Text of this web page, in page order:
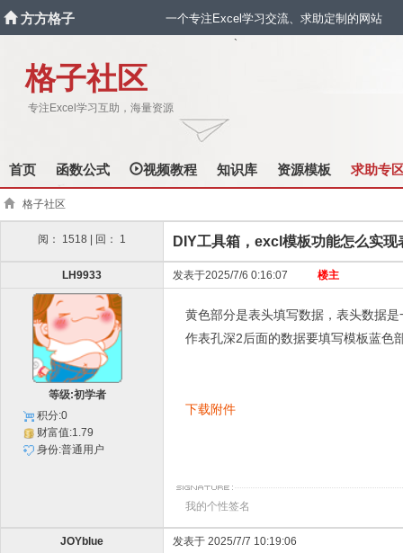
方方格子 一个专注Excel学习交流、求助定制的网站
格子社区
专注Excel学习互助，海量资源
`
首页 函数公式 视频教程 知识库 资源模板 求助专
格子社区
阅： 1518 | 回： 1 DIY工具箱，excl模板功能怎么实
LH9933 发表于2025/7/6 0:16:07 楼主
等级:初学者
积分:0
财富值:1.79
身份:普通用户
黄色部分是表头填写数据，表头数据
作表孔深2后面的数据要填写模板蓝色
下载附件
我的个性签名
JOYblue 发表于 2025/7/7 10:19:06